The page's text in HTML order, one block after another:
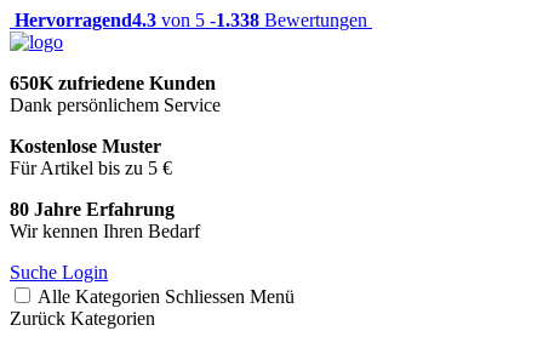
Hervorragend4.3 von 5 -1.338 Bewertungen
650K zufriedene Kunden
Dank persönlichem Service
Kostenlose Muster
Für Artikel bis zu 5 €
80 Jahre Erfahrung
Wir kennen Ihren Bedarf
Suche Login
Alle Kategorien Schliessen Menü
Zurück Kategorien